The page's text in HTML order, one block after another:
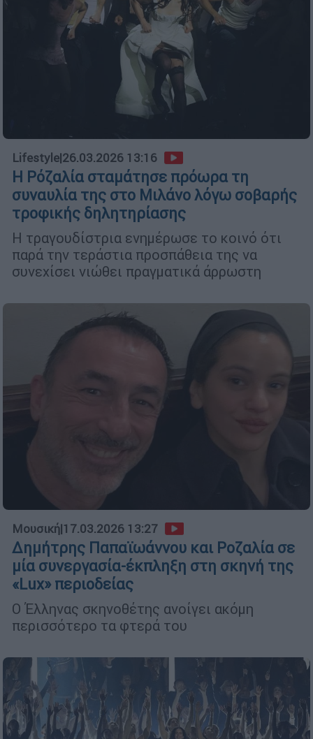
Lifestyle|26.03.2026 13:16
Η Ρόζαλία σταμάτησε πρόωρα τη
συναυλία της στο Μιλάνο λόγω σοβαρής
τροφικής δηλητηρίασης
Η τραγουδίστρια ενημέρωσε το κοινό ότι
παρά την τεράστια προσπάθεια της να
συνεχίσει νιώθει πραγματικά άρρωστη
Μουσική|17.03.2026 13:27
Δημήτρης Παπαϊωάννου και Ροζαλία σε
μία συνεργασία-έκπληξη στη σκηνή της
«Lux» περιοδείας
Ο Έλληνας σκηνοθέτης ανοίγει ακόμη
περισσότερο τα φτερά του